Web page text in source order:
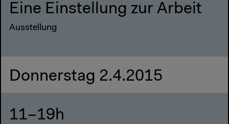
Eine Einstellung zur Arbeit
Ausstellung
Donnerstag 2.4.2015
11–19h